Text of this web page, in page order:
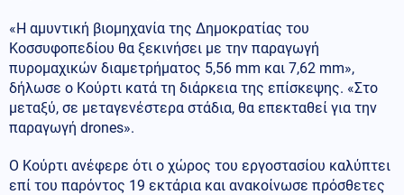
«Η αμυντική βιομηχανία της Δημοκρατίας του
Κοσσυφοπεδίου θα ξεκινήσει με την παραγωγή
πυρομαχικών διαμετρήματος 5,56 mm και 7,62 mm»,
δήλωσε ο Κούρτι κατά τη διάρκεια της επίσκεψης. «Στο
μεταξύ, σε μεταγενέστερα στάδια, θα επεκταθεί για την
παραγωγή drones».
Ο Κούρτι ανέφερε ότι ο χώρος του εργοστασίου καλύπτει
επί του παρόντος 19 εκτάρια και ανακοίνωσε πρόσθετες